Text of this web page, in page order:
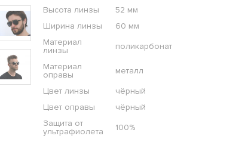
Высота линзы
52 мм
Ширина линзы
60 мм
Материал
линзы
поликарбонат
Материал
оправы
металл
Цвет линзы
чёрный
Цвет оправы
чёрный
Защита от
ультрафиолета
100%